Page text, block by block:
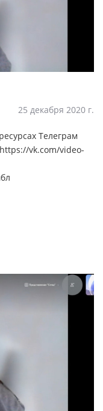
25 декабря 2020 г.
Телеграм
vk.com/video-